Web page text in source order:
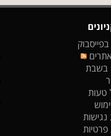
בפייסבוק
בשבת
טעות
פרטיות